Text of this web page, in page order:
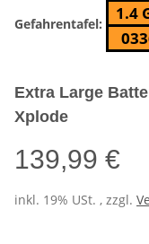
Gefahrentafel:
1.4
Extra Large
Xplode
139,99 €
inkl. 19% USt. , zzgl.